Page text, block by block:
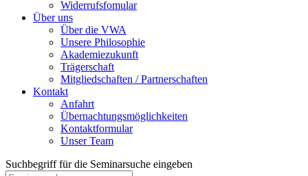
Widerrufsfomular
Über uns
Über die VWA
Unsere Philosophie
Akademiezukunft
Trägerschaft
Mitgliedschaften / Partnerschaften
Kontakt
Anfahrt
Übernachtungsmöglichkeiten
Kontaktformular
Unser Team
Suchbegriff für die Seminarsuche eingeben